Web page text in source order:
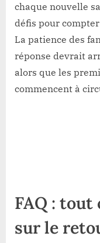
chaque nouvelle
défis pour
La patience des
réponse devrait
alors que les
commencent à
FAQ : tout
sur le